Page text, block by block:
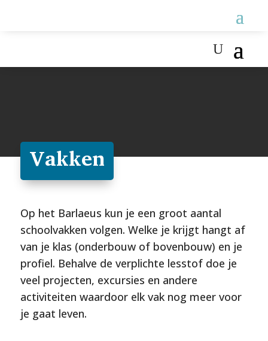
Vakken
Op het Barlaeus kun je een groot aantal
schoolvakken volgen. Welke je krijgt hangt af
van je klas (onderbouw of bovenbouw) en je
profiel. Behalve de verplichte lesstof doe je
veel projecten, excursies en andere
activiteiten waardoor elk vak nog meer voor
je gaat leven.